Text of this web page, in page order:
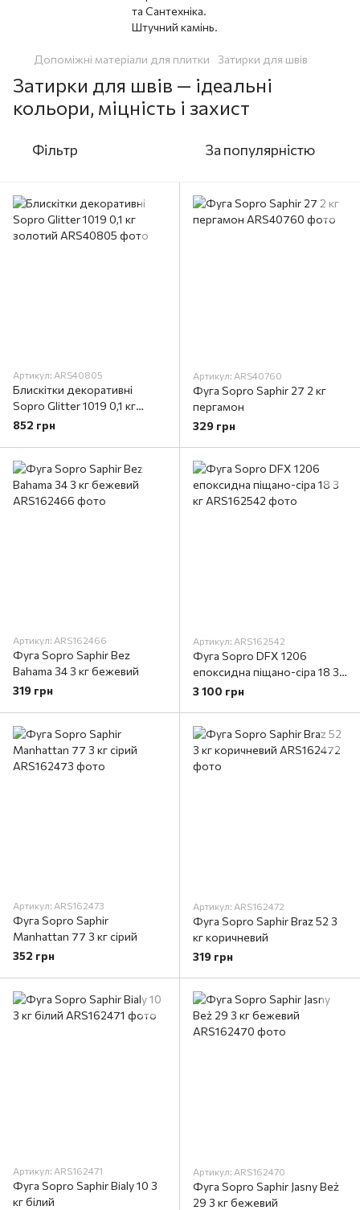
Допоміжні матеріали для плитки Затирки для швів
Затирки для швів — ідеальні
кольори, міцність і захист
Фільтр За популярністю
Артикул: ARS40805
Блискітки декоративні
Sopro Glitter 1019 0,1 кг
золотий
852 грн
Артикул: ARS40760
Фуга Sopro Saphir 27 2 кг
пергамон
329 грн
Артикул: ARS162466
Фуга Sopro Saphir Bez
Bahama 34 3 кг бежевий
319 грн
Артикул: ARS162542
Фуга Sopro DFX 1206
епоксидна піщано-сіра 18 3
кг
3 100 грн
Артикул: ARS162473
Фуга Sopro Saphir
Manhattan 77 3 кг сірий
352 грн
Артикул: ARS162472
Фуга Sopro Saphir Braz 52 3
кг коричневий
319 грн
Артикул: ARS162471
Фуга Sopro Saphir Bialy 10 3
кг білий
Артикул: ARS162470
Фуга Sopro Saphir Jasny Beż
29 3 кг бежевий